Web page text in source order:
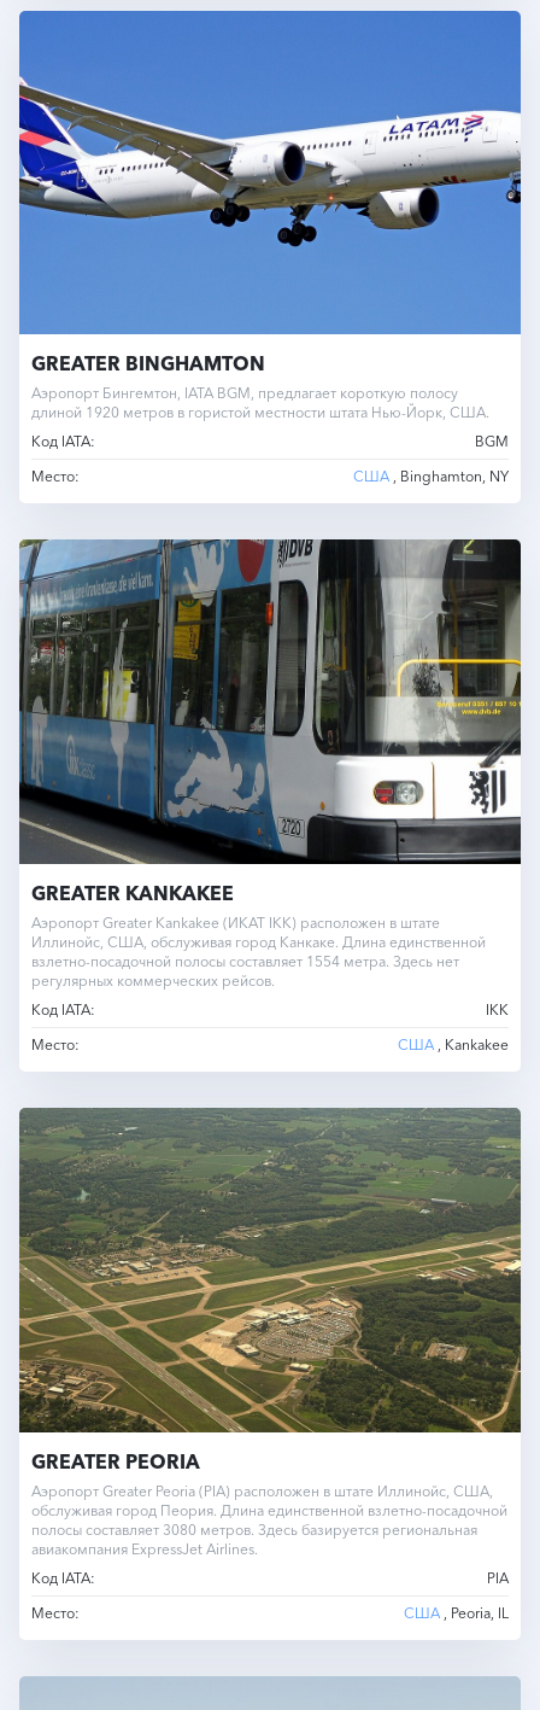
GREATER BINGHAMTON
Аэропорт Бингемтон, IATA BGM, предлагает короткую полосу
длиной 1920 метров в гористой местности штата Нью-Йорк, США.
Код IATA:
BGM
Место:
США , Binghamton, NY
GREATER KANKAKEE
Аэропорт Greater Kankakee (ИКАТ IKK) расположен в штате
Иллинойс, США, обслуживая город Канкаке. Длина единственной
взлетно-посадочной полосы составляет 1554 метра. Здесь нет
регулярных коммерческих рейсов.
Код IATA:
IKK
Место:
США , Kankakee
GREATER PEORIA
Аэропорт Greater Peoria (PIA) расположен в штате Иллинойс, США,
обслуживая город Пеория. Длина единственной взлетно-посадочной
полосы составляет 3080 метров. Здесь базируется региональная
авиакомпания ExpressJet Airlines.
Код IATA:
PIA
Место:
США , Peoria, IL